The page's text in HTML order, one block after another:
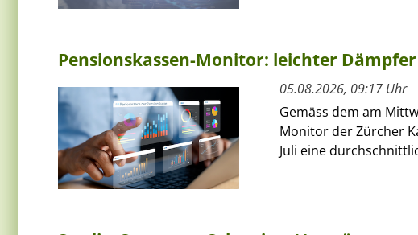
Pensionskassen-Monitor: leichter
05.08.2026, 09:17 Uhr
Gemäss dem am
Monitor der Zürcher
Juli eine